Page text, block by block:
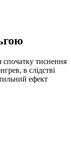
спочатку тиснення
в слідстві
ефект